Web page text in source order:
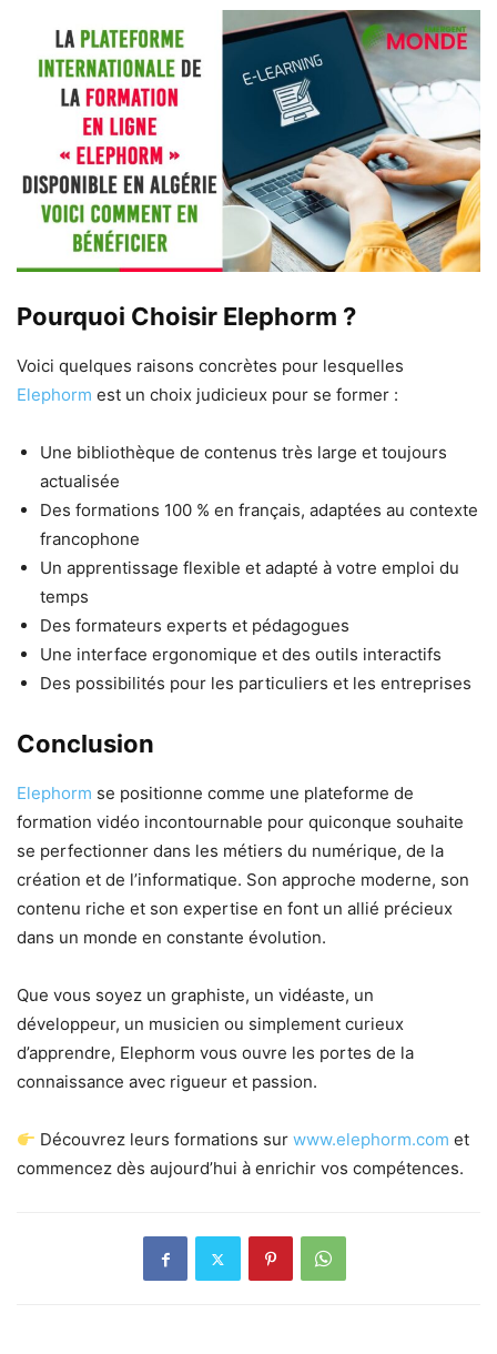
Pourquoi Choisir Elephorm ?
Voici quelques raisons concrètes pour lesquelles
Elephorm est un choix judicieux pour se former :
Une bibliothèque de contenus très large et toujours
actualisée
Des formations 100 % en français, adaptées au contexte
francophone
Un apprentissage flexible et adapté à votre emploi du
temps
Des formateurs experts et pédagogues
Une interface ergonomique et des outils interactifs
Des possibilités pour les particuliers et les entreprises
Conclusion
Elephorm se positionne comme une plateforme de
formation vidéo incontournable pour quiconque souhaite
se perfectionner dans les métiers du numérique, de la
création et de l’informatique. Son approche moderne, son
contenu riche et son expertise en font un allié précieux
dans un monde en constante évolution.
Que vous soyez un graphiste, un vidéaste, un
développeur, un musicien ou simplement curieux
d’apprendre, Elephorm vous ouvre les portes de la
connaissance avec rigueur et passion.
Découvrez leurs formations surwww.elephorm.com et
commencez dès aujourd’hui à enrichir vos compétences.